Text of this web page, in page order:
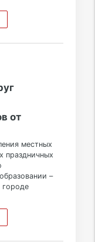
от
местных
праздничных
–
городе